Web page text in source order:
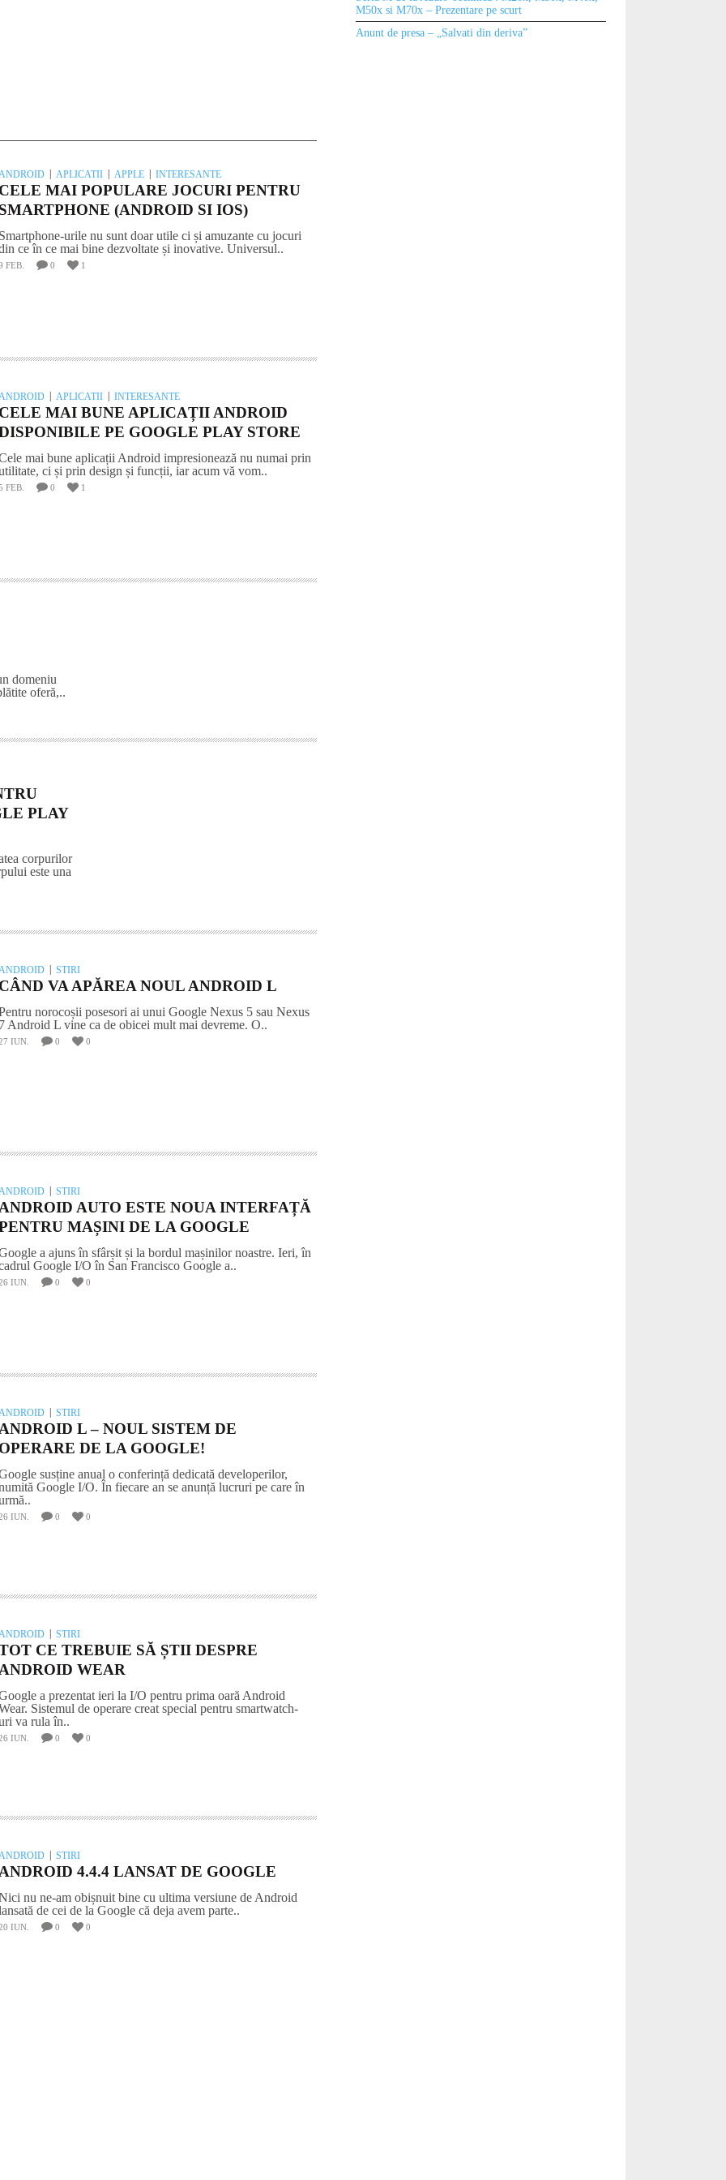
APLICATII APPLE INTERESANTE
MAI POPULARE JOCURI PENTRU
(ANDROID SI IOS)
urile nu sunt doar utile ci și amuzante cu jocuri
ce în ce mai bine dezvoltate și inovative. Universul..
FEB. 0 1
APLICATII INTERESANTE
MAI BUNE APLICAȚII ANDROID
PE GOOGLE PLAY STORE
mai bune aplicații Android impresionează nu numai prin
ci și prin design și funcții, iar acum vă vom..
FEB. 0 1
domeniu
oferă,..
PLAY
corpurilor
este una
STIRI
VA APĂREA NOUL ANDROID L
norocoșii posesori ai unui Google Nexus 5 sau Nexus
Android L vine ca de obicei mult mai devreme. O..
IUN. 0 0
STIRI
AUTO ESTE NOUA INTERFAȚĂ
MAȘINI DE LA GOOGLE
a ajuns în sfârșit și la bordul mașinilor noastre. Ieri, în
Google I/O în San Francisco Google a..
IUN. 0 0
STIRI
L – NOUL SISTEM DE
DE LA GOOGLE!
susține anual o conferință dedicată developerilor,
Google I/O. În fiecare an se anunță lucruri pe care în
IUN. 0 0
STIRI
CE TREBUIE SĂ ȘTII DESPRE
WEAR
a prezentat ieri la I/O pentru prima oară Android
Sistemul de operare creat special pentru smartwatch-
va rula în..
IUN. 0 0
STIRI
4.4.4 LANSAT DE GOOGLE
nu ne-am obișnuit bine cu ultima versiune de Android
de cei de la Google că deja avem parte..
IUN. 0 0
M50x si M70x – Prezentare pe scurt
Anunt de presa – „Salvati din deriva”